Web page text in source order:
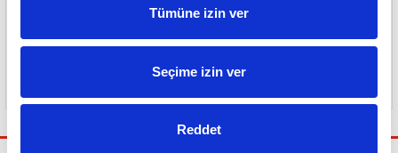
Tümüne izin ver
Seçime izin ver
Reddet
Güvenli Ödeme Sistemi